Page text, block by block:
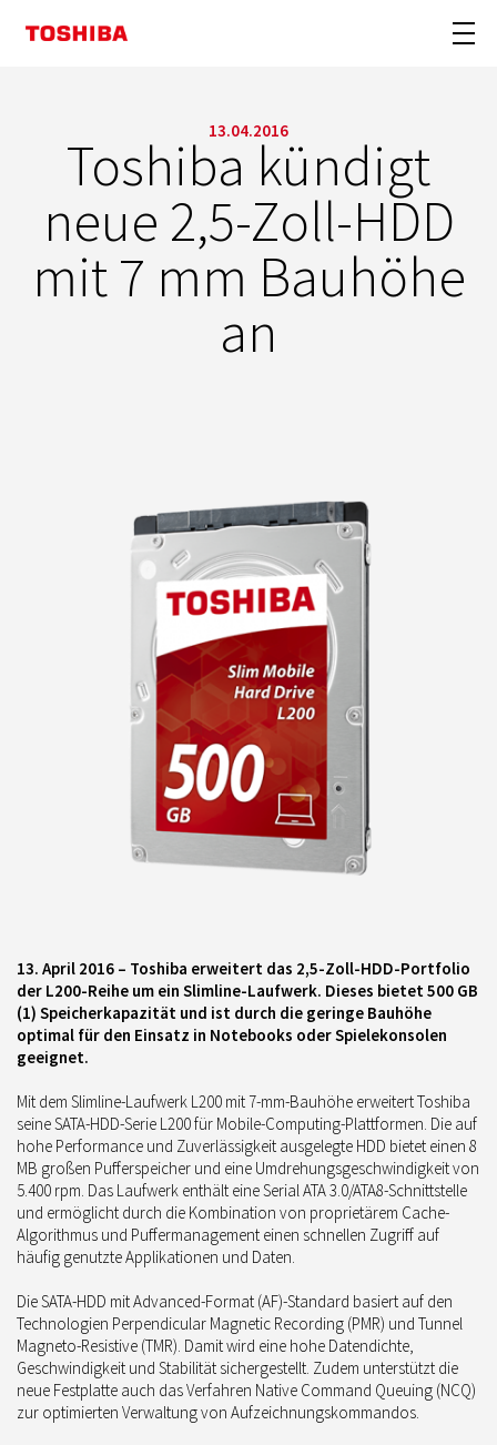
13.04.2016
Toshiba kündigt
neue 2,5-Zoll-HDD
mit 7 mm Bauhöhe
an
13. April 2016 – Toshiba erweitert das 2,5-Zoll-HDD-Portfolio
der L200-Reihe um ein Slimline-Laufwerk. Dieses bietet 500 GB
(1) Speicherkapazität und ist durch die geringe Bauhöhe
optimal für den Einsatz in Notebooks oder Spielekonsolen
geeignet.
Mit dem Slimline-Laufwerk L200 mit 7-mm-Bauhöhe erweitert Toshiba
seine SATA-HDD-Serie L200 für Mobile-Computing-Plattformen. Die auf
hohe Performance und Zuverlässigkeit ausgelegte HDD bietet einen 8
MB großen Pufferspeicher und eine Umdrehungsgeschwindigkeit von
5.400 rpm. Das Laufwerk enthält eine Serial ATA 3.0/ATA8-Schnittstelle
und ermöglicht durch die Kombination von proprietärem Cache-
Algorithmus und Puffermanagement einen schnellen Zugriff auf
häufig genutzte Applikationen und Daten.
Die SATA-HDD mit Advanced-Format (AF)-Standard basiert auf den
Technologien Perpendicular Magnetic Recording (PMR) und Tunnel
Magneto-Resistive (TMR). Damit wird eine hohe Datendichte,
Geschwindigkeit und Stabilität sichergestellt. Zudem unterstützt die
neue Festplatte auch das Verfahren Native Command Queuing (NCQ)
zur optimierten Verwaltung von Aufzeichnungskommandos.